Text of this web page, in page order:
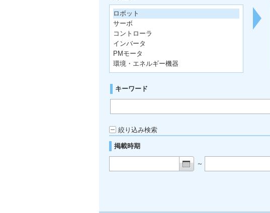
ロボット
サーボ
コントローラ
インバータ
PMモータ
環境・エネルギー機器
キーワード
絞り込み検索
掲載時期
～